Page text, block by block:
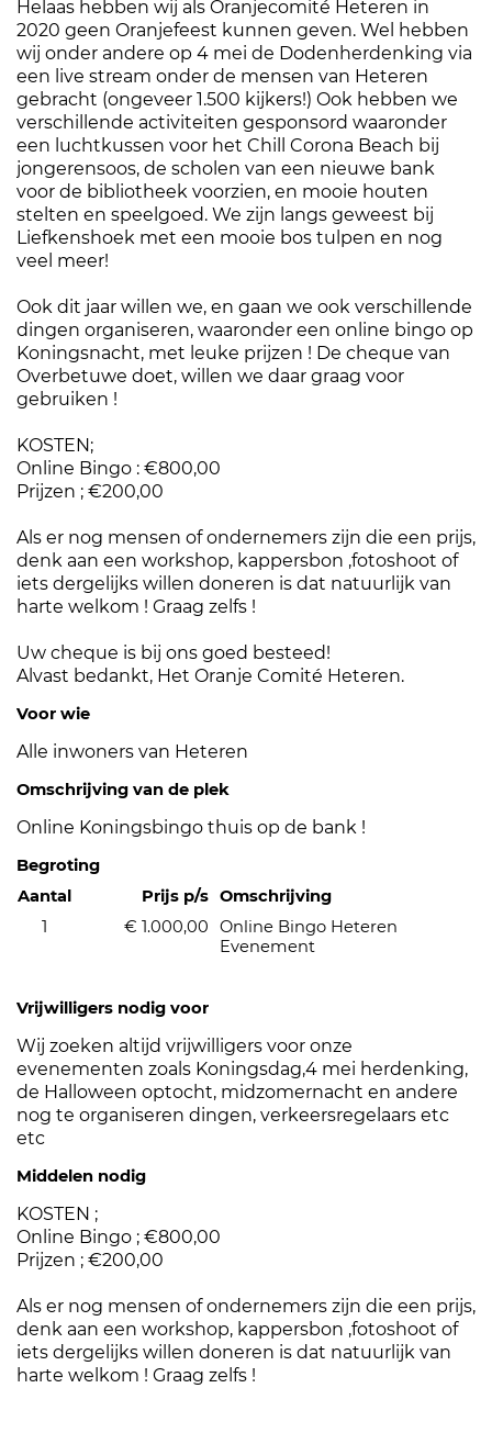
Helaas hebben wij als Oranjecomité Heteren in
2020 geen Oranjefeest kunnen geven. Wel hebben
wij onder andere op 4 mei de Dodenherdenking via
een live stream onder de mensen van Heteren
gebracht (ongeveer 1.500 kijkers!) Ook hebben we
verschillende activiteiten gesponsord waaronder
een luchtkussen voor het Chill Corona Beach bij
jongerensoos, de scholen van een nieuwe bank
voor de bibliotheek voorzien, en mooie houten
stelten en speelgoed. We zijn langs geweest bij
Liefkenshoek met een mooie bos tulpen en nog
veel meer!
Ook dit jaar willen we, en gaan we ook verschillende
dingen organiseren, waaronder een online bingo op
Koningsnacht, met leuke prijzen ! De cheque van
Overbetuwe doet, willen we daar graag voor
gebruiken !
KOSTEN;
Online Bingo : €800,00
Prijzen ; €200,00
Als er nog mensen of ondernemers zijn die een prijs,
denk aan een workshop, kappersbon ,fotoshoot of
iets dergelijks willen doneren is dat natuurlijk van
harte welkom ! Graag zelfs !
Uw cheque is bij ons goed besteed!
Alvast bedankt, Het Oranje Comité Heteren.
Voor wie
Alle inwoners van Heteren
Omschrijving van de plek
Online Koningsbingo thuis op de bank !
Begroting
Aantal
Prijs p/s Omschrijving
1
€ 1.000,00
Online Bingo Heteren
Evenement
Vrijwilligers nodig voor
Wij zoeken altijd vrijwilligers voor onze
evenementen zoals Koningsdag,4 mei herdenking,
de Halloween optocht, midzomernacht en andere
nog te organiseren dingen, verkeersregelaars etc
etc
Middelen nodig
KOSTEN ;
Online Bingo ; €800,00
Prijzen ; €200,00
Als er nog mensen of ondernemers zijn die een prijs,
denk aan een workshop, kappersbon ,fotoshoot of
iets dergelijks willen doneren is dat natuurlijk van
harte welkom ! Graag zelfs !